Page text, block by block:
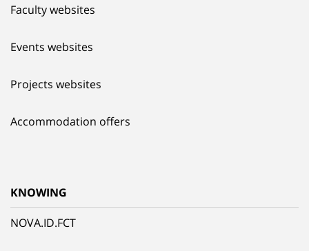
Faculty websites
Events websites
Projects websites
Accommodation offers
KNOWING
NOVA.ID.FCT